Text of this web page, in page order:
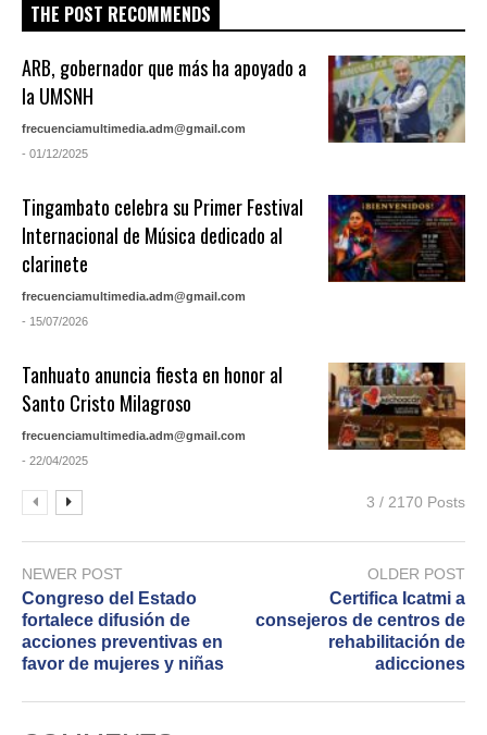
THE POST RECOMMENDS
ARB, gobernador que más ha apoyado a
la UMSNH
frecuenciamultimedia.adm@gmail.com
- 01/12/2025
Tingambato celebra su Primer Festival
Internacional de Música dedicado al
clarinete
frecuenciamultimedia.adm@gmail.com
- 15/07/2026
Tanhuato anuncia fiesta en honor al
Santo Cristo Milagroso
frecuenciamultimedia.adm@gmail.com
- 22/04/2025
3 / 2170 Posts
NEWER POST
Congreso del Estado
fortalece difusión de
acciones preventivas en
favor de mujeres y niñas
OLDER POST
Certifica Icatmi a
consejeros de centros de
rehabilitación de
adicciones